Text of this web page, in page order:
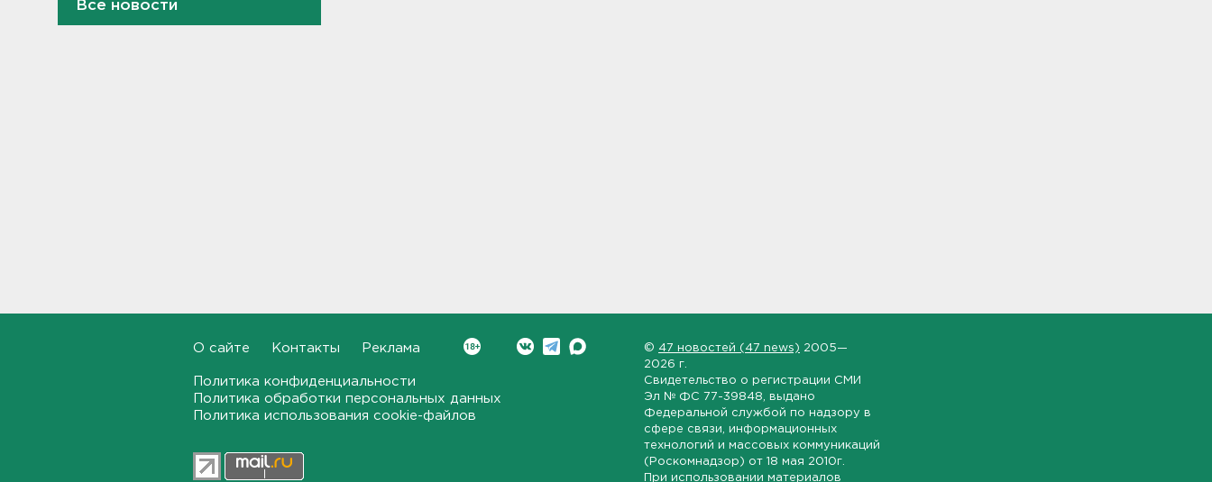
15:01
Во Всеволожском районе
четверо пострадали от
атаки БПЛА, в Брянской
области - пятеро раненых и
Все новости
О сайте Контакты Реклама
Политика конфиденциальности
Политика обработки персональных данных
Политика использования cookie-файлов
© 47 новостей (47 news) 2005—
2026 г.
Свидетельство о регистрации СМИ
Эл № ФС 77-39848 , выдано
Федеральной службой по надзору в
сфере связи, информационных
технологий и массовых коммуникаций
(Роскомнадзор) от 18 мая 2010г.
При использовании материалов